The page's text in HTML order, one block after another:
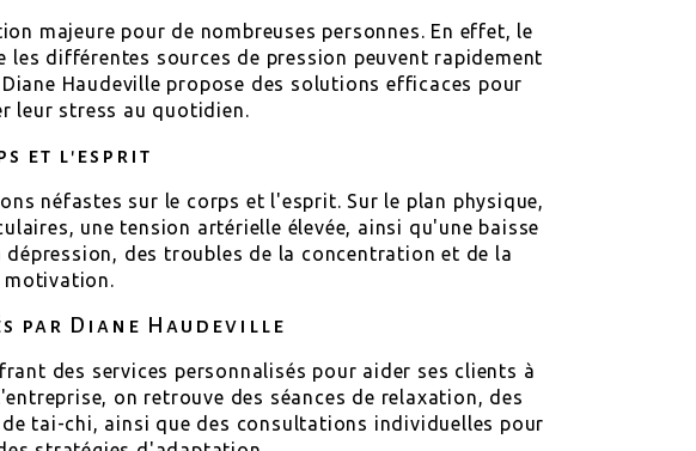
majeure pour de nombreuses personnes. En effet, le
différentes sources de pression peuvent rapidement
Haudeville propose des solutions efficaces pour
leur stress au quotidien.
et l'esprit
néfastes sur le corps et l'esprit. Sur le plan physique,
une tension artérielle élevée, ainsi qu'une baisse
des troubles de la concentration et de la
motivation.
par Diane Haudeville
des services personnalisés pour aider ses clients à
on retrouve des séances de relaxation, des
tai-chi, ainsi que des consultations individuelles pour